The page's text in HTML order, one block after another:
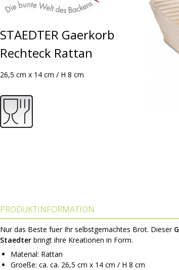
STAEDTER Gaerkorb
Rechteck Rattan
26,5 cm x 14 cm / H 8 cm
PRODUKTINFORMATION
Nur das Beste fuer Ihr selbstgemachtes Brot. Dieser
Staedter bringt ihre Kreationen in Form.
Material: Rattan
Groeße: ca. ca. 26,5 cm x 14 cm / H 8 cm